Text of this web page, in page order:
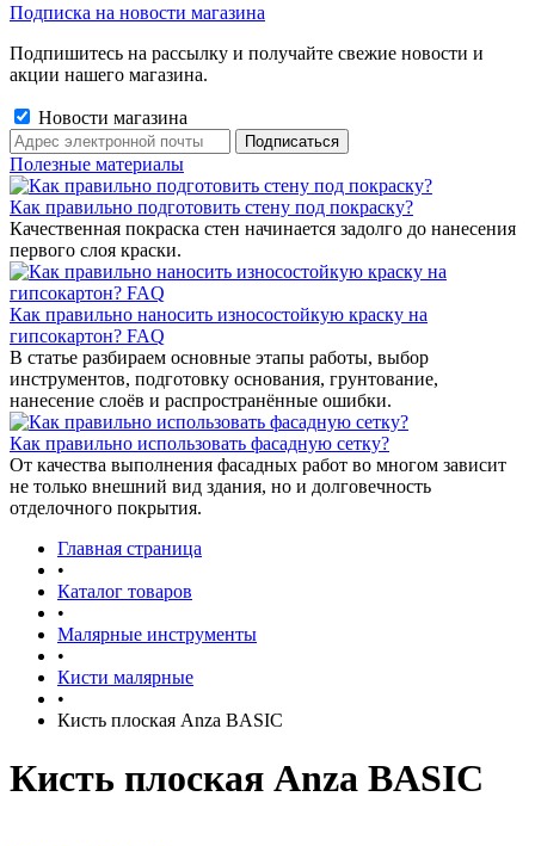
Подписка на новости магазина
Подпишитесь на рассылку и получайте свежие новости и
акции нашего магазина.
Новости магазина
Полезные материалы
Как правильно подготовить стену под покраску?
Качественная покраска стен начинается задолго до нанесения
первого слоя краски.
Как правильно наносить износостойкую краску на
гипсокартон? FAQ
В статье разбираем основные этапы работы, выбор
инструментов, подготовку основания, грунтование,
нанесение слоёв и распространённые ошибки.
Как правильно использовать фасадную сетку?
От качества выполнения фасадных работ во многом зависит
не только внешний вид здания, но и долговечность
отделочного покрытия.
Главная страница
•
Каталог товаров
•
Малярные инструменты
•
Кисти малярные
•
Кисть плоская Anza BASIC
Кисть плоская Anza BASIC